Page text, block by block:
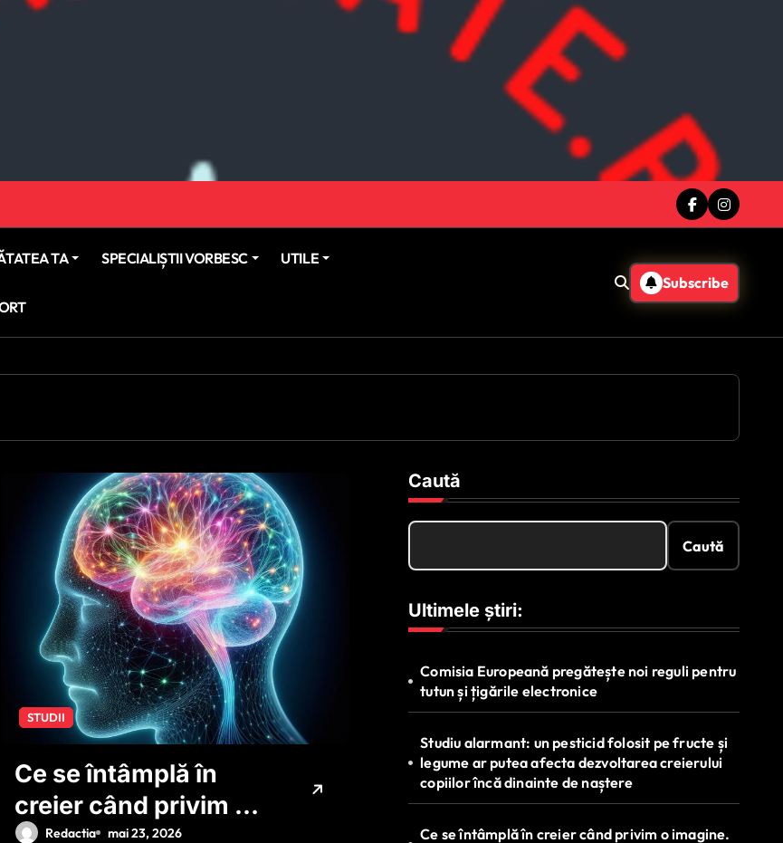
TA SPECIALIȘTII VORBESC UTILE
Subscribe
STUDII
Ce se întâmplă în
creier când privim o
Redactia mai 23, 2026
Caută
Caută
Ultimele știri:
Comisia Europeană pregătește noi reguli pentru
tutun și țigările electronice
Studiu alarmant: un pesticid folosit pe fructe și
legume ar putea afecta dezvoltarea creierului
copiilor încă dinainte de naștere
Ce se întâmplă în creier când privim o imagine.